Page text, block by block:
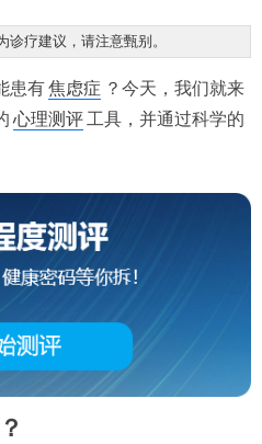
诊疗建议，请注意甄别。
患有焦虑症 ？今天，我们就来
心理测评 工具，并通过科学的